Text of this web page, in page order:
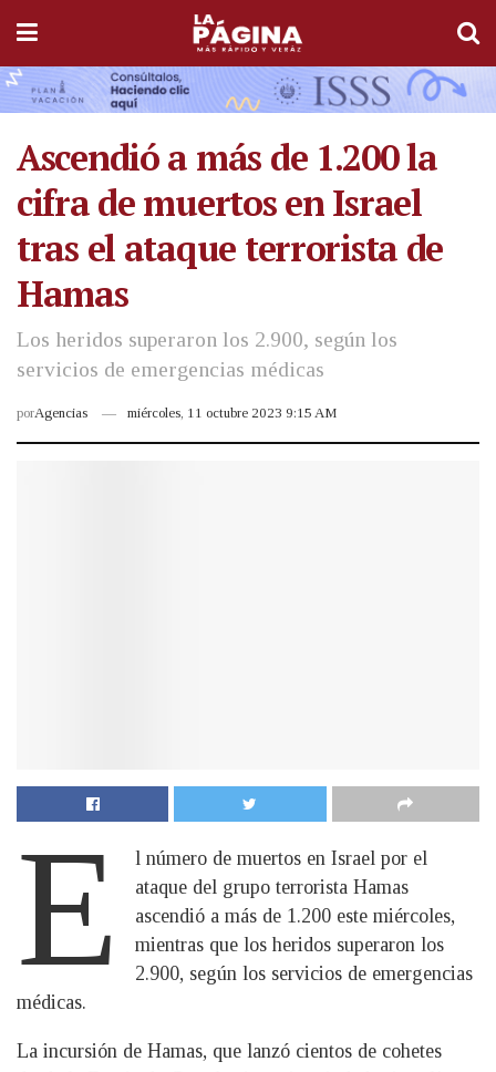
Ascendió a más de 1.200 la
cifra de muertos en Israel
tras el ataque terrorista de
Hamas
Los heridos superaron los 2.900, según los
servicios de emergencias médicas
porAgencias miércoles, 11 octubre 2023 9:15 AM
E
l número de muertos en Israel por el
ataque del grupo terrorista Hamas
ascendió a más de 1.200 este miércoles,
mientras que los heridos superaron los
2.900, según los servicios de emergencias
médicas.
La incursión de Hamas, que lanzó cientos de cohetes